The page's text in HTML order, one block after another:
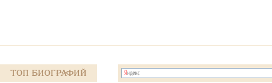
Топ Биографий